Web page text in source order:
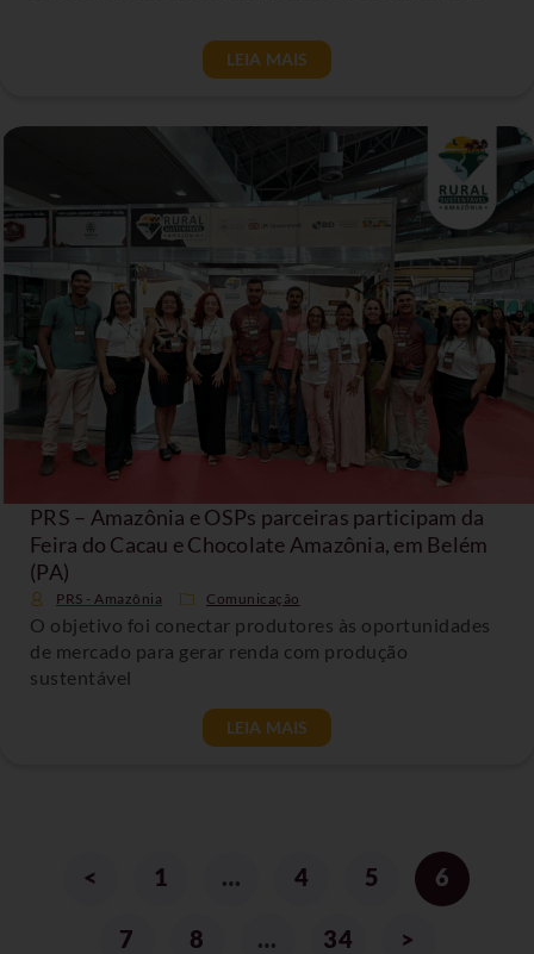
LEIA MAIS
PRS – Amazônia e OSPs parceiras participam da
Feira do Cacau e Chocolate Amazônia, em Belém
(PA)
PRS - Amazônia Comunicação
O objetivo foi conectar produtores às oportunidades
de mercado para gerar renda com produção
sustentável
LEIA MAIS
< 1 … 4 5 6
7 8 … 34 >